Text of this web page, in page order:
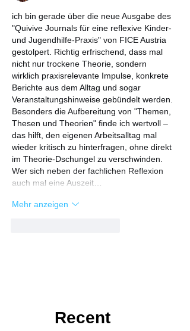
ich bin gerade über die neue Ausgabe des
"Quivive Journals für eine reflexive Kinder-
und Jugendhilfe-Praxis" von FICE Austria
gestolpert. Richtig erfrischend, dass mal
nicht nur trockene Theorie, sondern
wirklich praxisrelevante Impulse, konkrete
Berichte aus dem Alltag und sogar
Veranstaltungshinweise gebündelt werden.
Besonders die Aufbereitung von "Themen,
Thesen und Theorien" finde ich wertvoll –
das hilft, den eigenen Arbeitsalltag mal
wieder kritisch zu hinterfragen, ohne direkt
im Theorie-Dschungel zu verschwinden.
Wer sich neben der fachlichen Reflexion
auch mal eine Auszeit…
Mehr anzeigen
Recent